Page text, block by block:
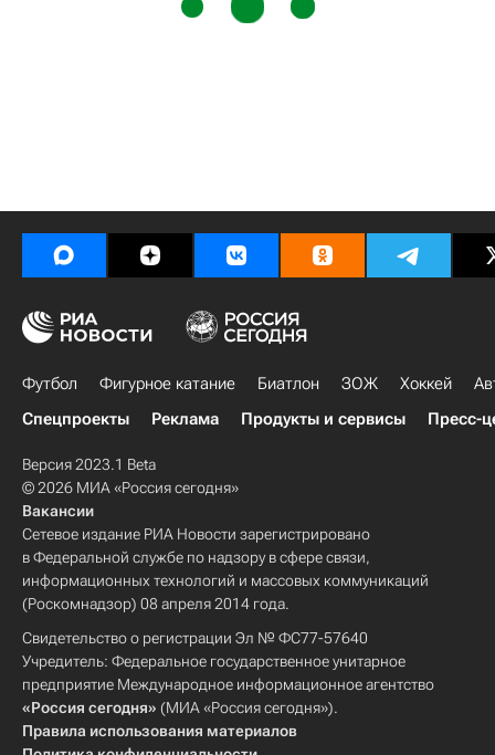
Футбол Фигурное катание Биатлон ЗОЖ Хоккей
Спецпроекты
Реклама Продукты и сервисы Пресс-
Версия 2023.1 Beta
© 2026 МИА «Россия сегодня»
Вакансии
Сетевое издание РИА Новости зарегистрировано
в Федеральной службе по надзору в сфере связи,
информационных технологий и массовых коммуникаций
(Роскомнадзор) 08 апреля 2014 года.
Свидетельство о регистрации Эл № ФС77-57640
Учредитель: Федеральное государственное унитарное
предприятие Международное информационное агентство
«Россия сегодня» (МИА «Россия сегодня»).
Правила использования материалов